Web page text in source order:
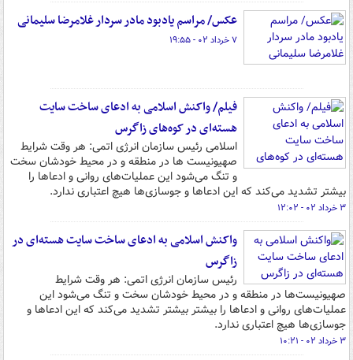
عکس/ مراسم یادبود مادر سردار غلامرضا سلیمانی
۷ خرداد ۰۲ - ۱۹:۵۵
فیلم/ واکنش اسلامی به ادعای ساخت سایت
هسته‌ای در کوه‌های زاگرس
اسلامی رئیس سازمان انرژی اتمی: هر وقت شرایط
صهیونیست ها در منطقه و در محیط خودشان سخت
و تنگ می‌شود این عملیات‌های روانی و ادعاها را
بیشتر تشدید می‌کند که این ادعاها و جوسازی‌ها هیچ اعتباری ندارد.
۳ خرداد ۰۲ - ۱۲:۰۲
واکنش اسلامی به ادعای ساخت سایت هسته‌ای در
زاگرس
رئیس سازمان انرژی اتمی: هر وقت شرایط
صهیونیست‌ها در منطقه و در محیط خودشان سخت و تنگ می‌شود این
عملیات‌های روانی و ادعاها را بیشتر بیشتر تشدید می‌کند که این ادعاها و
جوسازی‌ها هیچ اعتباری ندارد.
۳ خرداد ۰۲ - ۱۰:۲۱